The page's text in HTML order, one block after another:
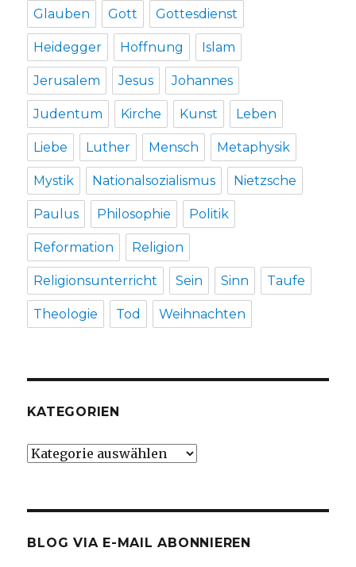
Glauben Gott Gottesdienst
Heidegger Hoffnung Islam
Jerusalem Jesus Johannes
Judentum Kirche Kunst Leben
Liebe Luther Mensch Metaphysik
Mystik Nationalsozialismus Nietzsche
Paulus Philosophie Politik
Reformation Religion
Religionsunterricht Sein Sinn Taufe
Theologie Tod Weihnachten
KATEGORIEN
Kategorien
BLOG VIA E-MAIL ABONNIEREN